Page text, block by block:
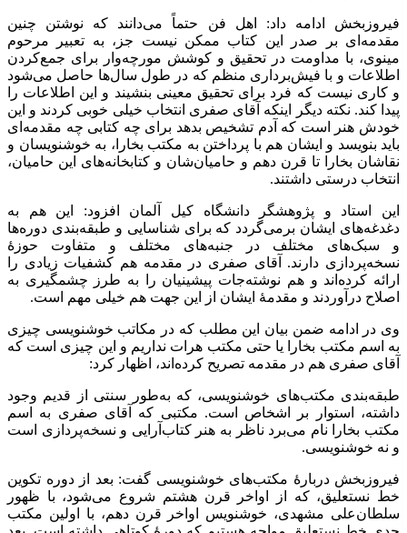
فیروزبخش ادامه داد: اهل فن حتماً می‌دانند که نوشتن چنین
مقدمه‌ای بر صدر این کتاب ممکن نیست جز، به تعبیر مرحوم
مینوی، با مداومت در تحقیق و کوشش مورچه‌وار برای جمع‌کردن
اطلاعات و با فیش‌برداری منظم که در طول سال‌ها حاصل می‌شود
و کاری نیست که فرد برای تحقیق معینی بنشیند و این اطلاعات را
پیدا کند. نکته دیگر اینکه آقای صفری انتخاب خیلی خوبی کردند و این
خودش هنر است که آدم تشخیص بدهد برای چه کتابی چه مقدمه‌ای
باید بنویسد و ایشان هم با پرداختن به مکتب بخارا، به خوشنویسان و
نقاشان بخارا تا قرن دهم و حامیان‌شان و کتابخانه‌های این حامیان،
انتخاب درستی داشتند.
این استاد و پژوهشگر دانشگاه کیل آلمان افزود: این هم به
دغدغه‌های ایشان برمی‌گردد که برای شناسایی و طبقه‌بندی دوره‌ها
و سبک‌های مختلف در جنبه‌های مختلف و متفاوت حوزۀ
نسخه‌پردازی دارند. آقای صفری در مقدمه هم کشفیات زیادی را
ارائه کرده‌اند و هم نوشته‌جات پیشینیان را به طرز چشمگیری به
اصلاح درآوردند‌ و مقدمۀ ایشان از این جهت هم خیلی مهم است.
وی در ادامه ضمن بیان این مطلب که در مکاتب خوشنویسی چیزی
به اسم مکتب بخارا یا حتی مکتب هرات نداریم و این چیزی است که
آقای صفری هم در مقدمه تصریح کرده‌اند، اظهار کرد:
طبقه‌بندی مکتب‌های خوشنویسی، که به‌طور سنتی از قدیم وجود
داشته، استوار بر اشخاص است. مکتبی که آقای صفری به اسم
مکتب بخارا نام می‌برد ناظر به هنر کتاب‌آرایی و نسخه‌پردازی است
و نه خوشنویسی.
فیروزبخش دربارۀ مکتب‌های خوشنویسی گفت: بعد از دوره تکوین
خط نستعلیق، که از اواخر قرن هشتم شروع می‌شود، با ظهور
سلطان‌علی مشهدی، خوشنویس اواخر قرن دهم، با اولین مکتب